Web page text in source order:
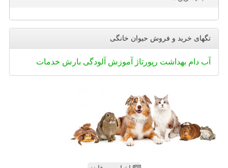
تگهای خرید و فروش حیوان خانگی
آب دام بهداشت رپورتاژ آموزش آلودگی بارش خدمات